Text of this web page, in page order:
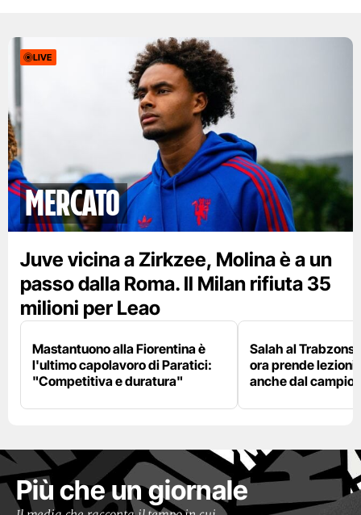
LIVE
mercato
Juve vicina a Zirkzee, Molina è a un
passo dalla Roma. Il Milan rifiuta 35
milioni per Leao
Mastantuono alla Fiorentina è
l'ultimo capolavoro di Paratici:
"Competitiva e duratura"
Salah al
ora prende lezioni
anche dal
Più che un giornale